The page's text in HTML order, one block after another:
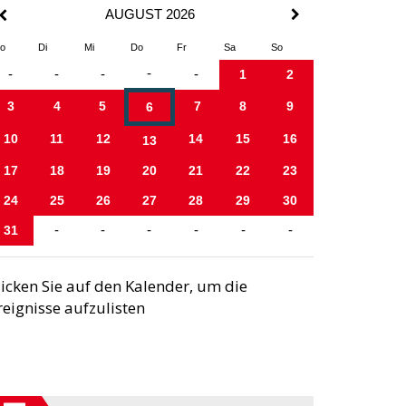
AUGUST 2026
Di Mi Do Fr Sa So
- - - - - 1 2
3 4 5 6 7 8 9
10 11 12 13 14 15 16
17 18 19 20 21 22 23
24 25 26 27 28 29 30
31 - - - - - -
Sie auf den Kalender, um die
aufzulisten